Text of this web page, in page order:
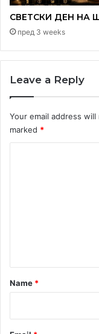
СВЕТСКИ ДЕН НА
пред 3 weeks
Leave a Reply
Your email address
marked *
*
Name *